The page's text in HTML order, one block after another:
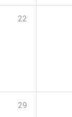
22
29